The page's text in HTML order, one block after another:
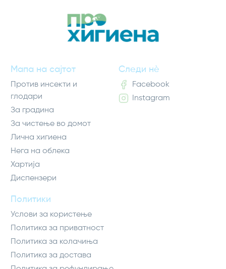
Мапа на сајтот
Против инсекти и
глодари
За градина
За чистење во домот
Лична хигиена
Нега на облека
Хартија
Диспензери
Политики
Услови за користење
Политика за приватност
Политика за колачиња
Политика за достава
Следи нè
Facebook
Instagram